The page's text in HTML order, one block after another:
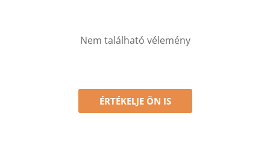
Nem található vélemény
ÉRTÉKELJE ÖN IS